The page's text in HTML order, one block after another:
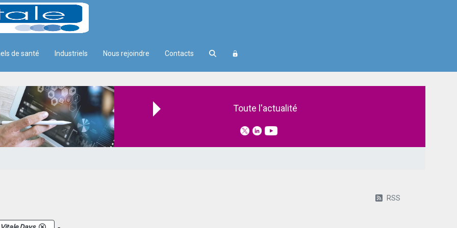
de santé Industriels Nous rejoindre Contacts
Toute l'actualité
RSS
.